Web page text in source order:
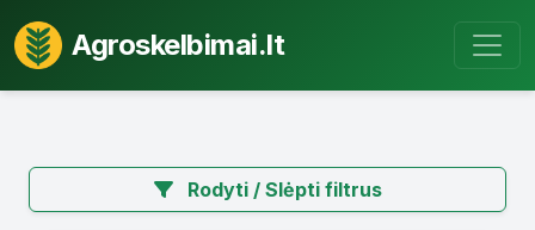
Agroskelbimai.lt
Rodyti / Slėpti filtrus